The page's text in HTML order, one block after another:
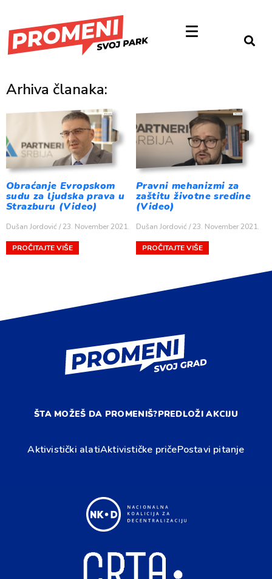
Arhiva članaka:
Obraćanje Evropskom
sudu za ljudska prava u
Strazburu (Video)
Dušan Jordović 23. November 2021.
PROČITAJTE VIŠE
Pravni mehanizmi za
zaštitu životne sredine
(Video)
Dušan Jordović 23. November 2021.
PROČITAJTE VIŠE
ŠTA MOŽEŠ DA PROMENIŠ?PREDLOŽI AKCIJU
Aktivistički alatiAktivističke pričePostavi pitanje